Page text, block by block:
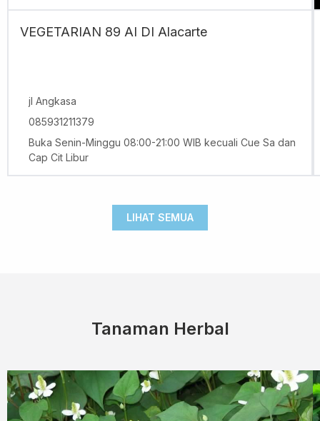
VEGETARIAN 89 AI DI Alacarte
jl Angkasa
085931211379
Buka Senin-Minggu 08:00-21:00 WIB kecuali Cue Sa dan
Cap Cit Libur
LIHAT SEMUA
Tanaman Herbal